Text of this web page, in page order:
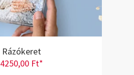
Rázókeret
4250,00 Ft*